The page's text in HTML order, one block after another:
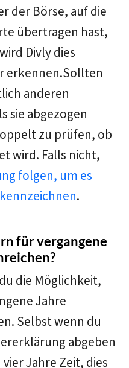
der Börse, auf die
übertragen hast,
Divly dies
erkennen.Sollten
anderen
sie abgezogen
zu prüfen, ob
wird. Falls nicht,
folgen, um es
.
für vergangene
die Möglichkeit,
Jahre
Selbst wenn du
abgeben
Jahre Zeit, dies